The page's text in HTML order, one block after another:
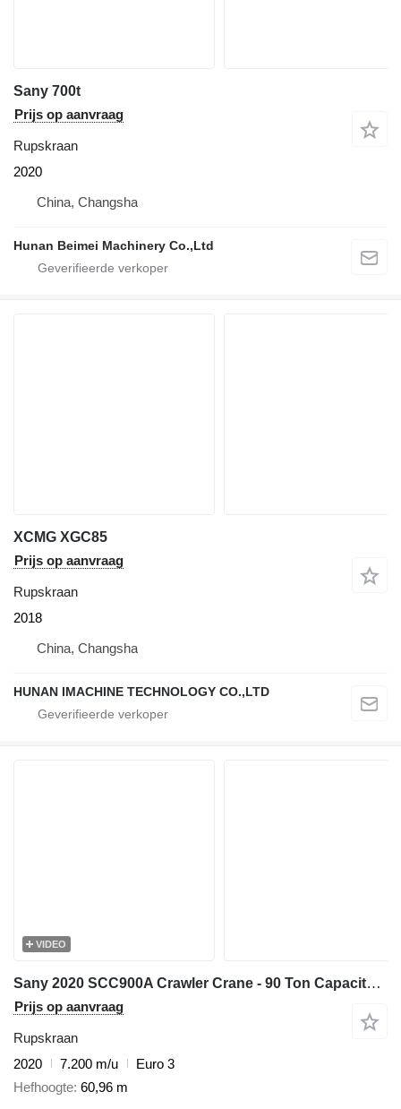
Sany 700t
Prijs op aanvraag
Rupskraan
2020
China, Changsha
Hunan Beimei Machinery Co.,Ltd
XCMG XGC85
Prijs op aanvraag
Rupskraan
2018
China, Changsha
HUNAN IMACHINE TECHNOLOGY CO.,LTD
VIDEO
Sany 2020 SCC900A Crawler Crane - 90 Ton Capacity - 52m Main Boom
Prijs op aanvraag
Rupskraan
2020
7.200 m/u
Euro 3
Hefhoogte 60,96 m